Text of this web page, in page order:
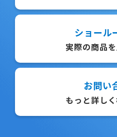
ショール
実際の商品
お問い
もっと詳し